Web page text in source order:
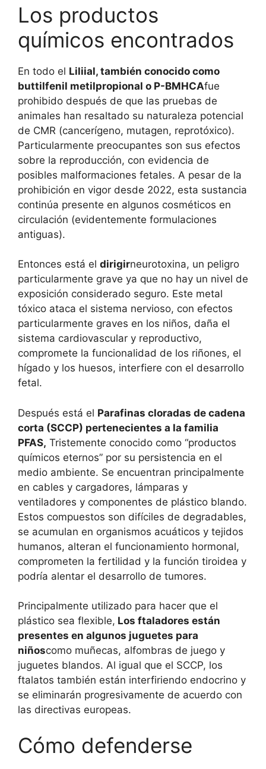
Los productos
químicos encontrados
En todo el Liliial, también conocido como
buttilfenil metilpropional o P-BMHCAfue
prohibido después de que las pruebas de
animales han resaltado su naturaleza potencial
de CMR (cancerígeno, mutagen, reprotóxico).
Particularmente preocupantes son sus efectos
sobre la reproducción, con evidencia de
posibles malformaciones fetales. A pesar de la
prohibición en vigor desde 2022, esta sustancia
continúa presente en algunos cosméticos en
circulación (evidentemente formulaciones
antiguas).
Entonces está el dirigirneurotoxina, un peligro
particularmente grave ya que no hay un nivel de
exposición considerado seguro. Este metal
tóxico ataca el sistema nervioso, con efectos
particularmente graves en los niños, daña el
sistema cardiovascular y reproductivo,
compromete la funcionalidad de los riñones, el
hígado y los huesos, interfiere con el desarrollo
fetal.
Después está el Parafinas cloradas de cadena
corta (SCCP) pertenecientes a la familia
PFAS, Tristemente conocido como “productos
químicos eternos” por su persistencia en el
medio ambiente. Se encuentran principalmente
en cables y cargadores, lámparas y
ventiladores y componentes de plástico blando.
Estos compuestos son difíciles de degradables,
se acumulan en organismos acuáticos y tejidos
humanos, alteran el funcionamiento hormonal,
comprometen la fertilidad y la función tiroidea y
podría alentar el desarrollo de tumores.
Principalmente utilizado para hacer que el
plástico sea flexible, Los ftaladores están
presentes en algunos juguetes para
niñoscomo muñecas, alfombras de juego y
juguetes blandos. Al igual que el SCCP, los
ftalatos también están interfiriendo endocrino y
se eliminarán progresivamente de acuerdo con
las directivas europeas.
Cómo defenderse